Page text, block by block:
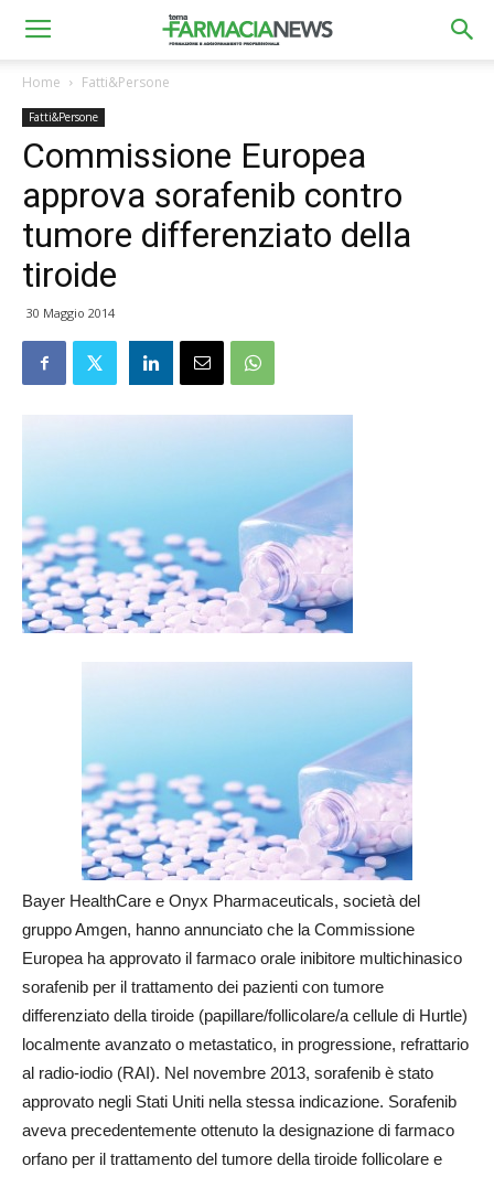
Home Fatti&Persone
Fatti&Persone
Commissione Europea
approva sorafenib contro
tumore differenziato della
tiroide
30 Maggio 2014
Bayer HealthCare e Onyx Pharmaceuticals, società del
gruppo Amgen, hanno annunciato che la Commissione
Europea ha approvato il farmaco orale inibitore multichinasico
sorafenib per il trattamento dei pazienti con tumore
differenziato della tiroide (papillare/follicolare/a cellule di Hurtle)
localmente avanzato o metastatico, in progressione, refrattario
al radio-iodio (RAI). Nel novembre 2013, sorafenib è stato
approvato negli Stati Uniti nella stessa indicazione. Sorafenib
aveva precedentemente ottenuto la designazione di farmaco
orfano per il trattamento del tumore della tiroide follicolare e